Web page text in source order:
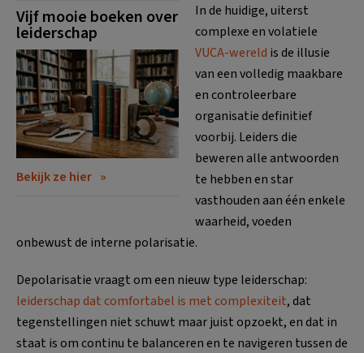
Vijf mooie boeken over
leiderschap
Bekijk ze hier
In de huidige, uiterst
complexe en volatiele
VUCA-wereld is de illusie
van een volledig maakbare
en controleerbare
organisatie definitief
voorbij. Leiders die
beweren alle antwoorden
te hebben en star
vasthouden aan één enkele
waarheid, voeden
onbewust de interne polarisatie.
Depolarisatie vraagt om een nieuw type leiderschap:
leiderschap dat comfortabel is met complexiteit, dat
tegenstellingen niet schuwt maar juist opzoekt, en dat in
staat is om continu te balanceren en te navigeren tussen de